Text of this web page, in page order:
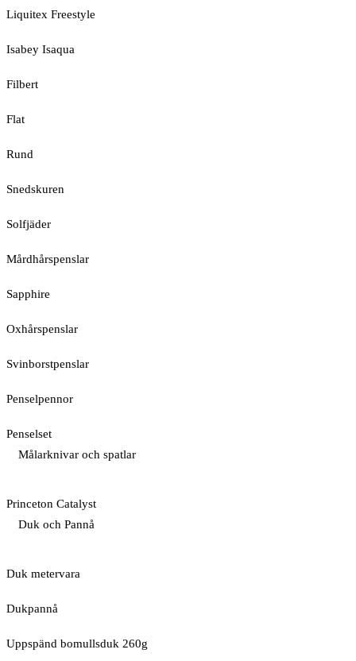
Liquitex Freestyle
Isabey Isaqua
Filbert
Flat
Rund
Snedskuren
Solfjäder
Mårdhårspenslar
Sapphire
Oxhårspenslar
Svinborstpenslar
Penselpennor
Penselset
Målarknivar och spatlar
Princeton Catalyst
Duk och Pannå
Duk metervara
Dukpannå
Uppspänd bomullsduk 260g